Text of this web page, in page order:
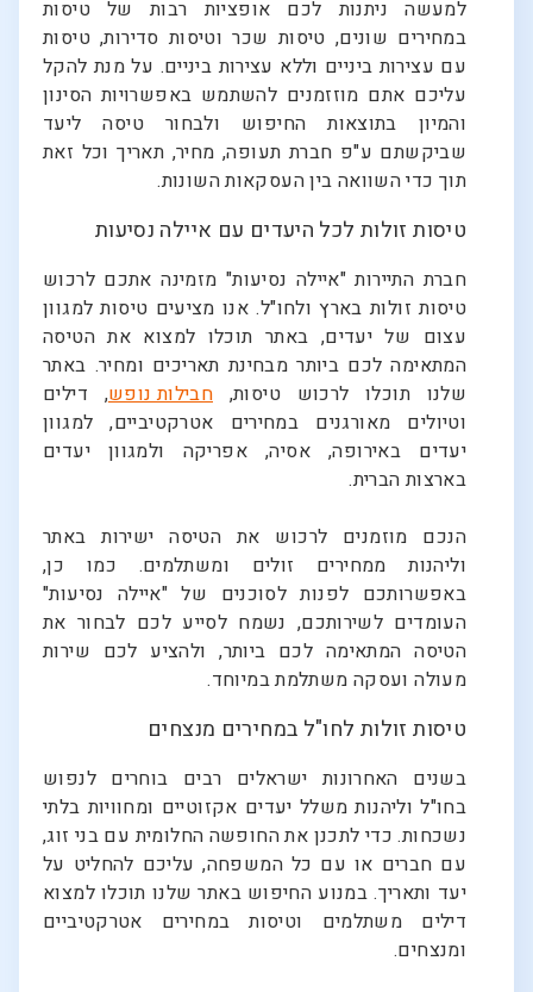
למעשה ניתנות לכם אופציות רבות של טיסות
במחירים שונים, טיסות שכר וטיסות סדירות, טיסות
עם עצירות ביניים וללא עצירות ביניים. על מנת להקל
עליכם אתם מוזזמנים להשתמש באפשרויות הסינון
והמיון בתוצאות החיפוש ולבחור טיסה ליעד
שביקשתם ע"פ חברת תעופה, מחיר, תאריך וכל זאת
תוך כדי השוואה בין העסקאות השונות.
טיסות זולות לכל היעדים עם איילה נסיעות
חברת התיירות "איילה נסיעות" מזמינה אתכם לרכוש
טיסות זולות בארץ ולחו"ל. אנו מציעים טיסות למגוון
עצום של יעדים, באתר תוכלו למצוא את הטיסה
המתאימה לכם ביותר מבחינת תאריכים ומחיר. באתר
שלנו תוכלו לרכוש טיסות, חבילות נופש, דילים
וטיולים מאורגנים במחירים אטרקטיביים, למגוון
יעדים באירופה, אסיה, אפריקה ולמגוון יעדים
בארצות הברית.
הנכם מוזמנים לרכוש את הטיסה ישירות באתר
וליהנות ממחירים זולים ומשתלמים. כמו כן,
באפשרותכם לפנות לסוכנים של "איילה נסיעות"
העומדים לשירותכם, נשמח לסייע לכם לבחור את
הטיסה המתאימה לכם ביותר, ולהציע לכם שירות
מעולה ועסקה משתלמת במיוחד.
טיסות זולות לחו"ל במחירים מנצחים
בשנים האחרונות ישראלים רבים בוחרים לנפוש
בחו"ל וליהנות משלל יעדים אקזוטיים ומחוויות בלתי
נשכחות. כדי לתכנן את החופשה החלומית עם בני זוג,
עם חברים או עם כל המשפחה, עליכם להחליט על
יעד ותאריך. במנוע החיפוש באתר שלנו תוכלו למצוא
דילים משתלמים וטיסות במחירים אטרקטיביים
ומנצחים.